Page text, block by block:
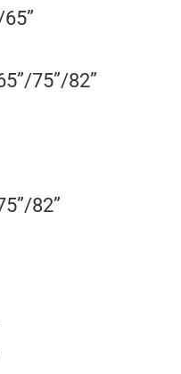
75”/82”
82”